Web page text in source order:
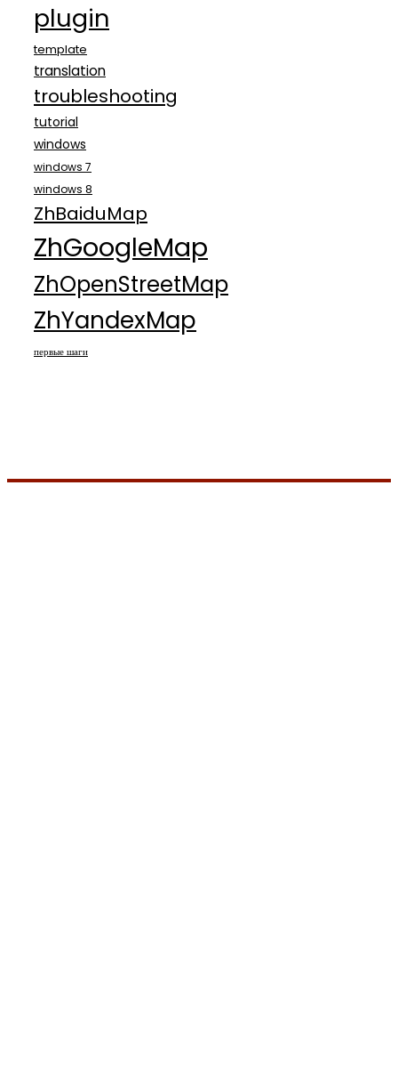
plugin
template
translation
troubleshooting
tutorial
windows
windows 7
windows 8
ZhBaiduMap
ZhGoogleMap
ZhOpenStreetMap
ZhYandexMap
первые шаги